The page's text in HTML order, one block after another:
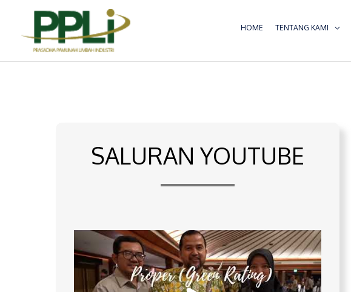
konten
HOME TENTANG KAMI
SALURAN YOUTUBE